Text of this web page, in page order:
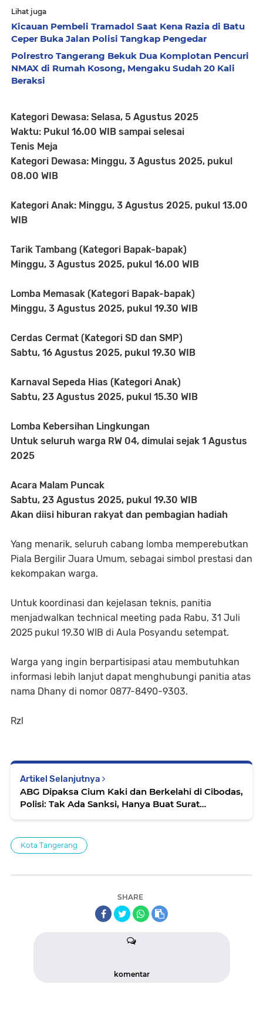
Lihat juga
Kicauan Pembeli Tramadol Saat Kena Razia di Batu
Ceper Buka Jalan Polisi Tangkap Pengedar
Polrestro Tangerang Bekuk Dua Komplotan Pencuri
NMAX di Rumah Kosong, Mengaku Sudah 20 Kali
Beraksi
Kategori Dewasa: Selasa, 5 Agustus 2025
Waktu: Pukul 16.00 WIB sampai selesai
Tenis Meja
Kategori Dewasa: Minggu, 3 Agustus 2025, pukul
08.00 WIB
Kategori Anak: Minggu, 3 Agustus 2025, pukul 13.00
WIB
Tarik Tambang (Kategori Bapak-bapak)
Minggu, 3 Agustus 2025, pukul 16.00 WIB
Lomba Memasak (Kategori Bapak-bapak)
Minggu, 3 Agustus 2025, pukul 19.30 WIB
Cerdas Cermat (Kategori SD dan SMP)
Sabtu, 16 Agustus 2025, pukul 19.30 WIB
Karnaval Sepeda Hias (Kategori Anak)
Sabtu, 23 Agustus 2025, pukul 15.30 WIB
Lomba Kebersihan Lingkungan
Untuk seluruh warga RW 04, dimulai sejak 1 Agustus
2025
Acara Malam Puncak
Sabtu, 23 Agustus 2025, pukul 19.30 WIB
Akan diisi hiburan rakyat dan pembagian hadiah
Yang menarik, seluruh cabang lomba memperebutkan
Piala Bergilir Juara Umum, sebagai simbol prestasi dan
kekompakan warga.
Untuk koordinasi dan kejelasan teknis, panitia
menjadwalkan technical meeting pada Rabu, 31 Juli
2025 pukul 19.30 WIB di Aula Posyandu setempat.
Warga yang ingin berpartisipasi atau membutuhkan
informasi lebih lanjut dapat menghubungi panitia atas
nama Dhany di nomor 0877-8490-9303.
Rzl
Artikel Selanjutnya
ABG Dipaksa Cium Kaki dan Berkelahi di Cibodas,
Polisi: Tak Ada Sanksi, Hanya Buat Surat
Kota Tangerang
SHARE
komentar